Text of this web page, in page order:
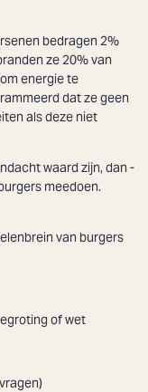
bedragen 2%
ze 20% van
energie te
dat ze geen
als deze niet
waard zijn, dan -
meedoen.
van burgers
of wet